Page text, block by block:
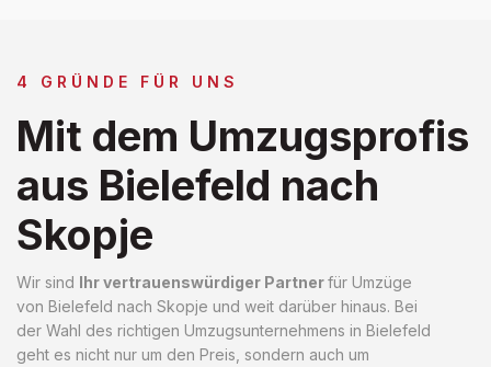
4 GRÜNDE FÜR UNS
Mit dem Umzugsprofis
aus Bielefeld nach
Skopje
Wir sind Ihr vertrauenswürdiger Partnerfür Umzüge
von Bielefeld nach Skopje und weit darüber hinaus. Bei
der Wahl des richtigen Umzugsunternehmens in Bielefeld
geht es nicht nur um den Preis, sondern auch um